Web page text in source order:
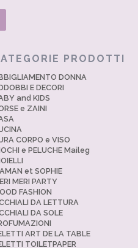
PRODOTTI
DONNA
E DECORI
and KIDS
e ZAINI
CORPO e VISO
e PELUCHE Maileg
et SOPHIE
MERI PARTY
FASHION
DA LETTURA
DA SOLE
ART DE LA TABLE
TOILETPAPER